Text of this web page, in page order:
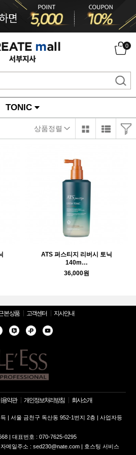
0
TONIC
상품정렬
ATS 퍼스티지 리버시 토닉
140m…
36,000원
본 상품 고객센터 지사안내
용약관 개인정보처리방침 회사소개
| 서울 금천구 독산동 952-1번지 2층 | 사업자등
| 대표번호 : 070-7625-0295
메일주소 : sed230@nate.com | 호스팅 서비스